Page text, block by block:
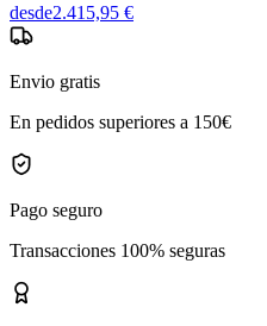
desde2.415,95 €
Envio gratis
En pedidos superiores a 150€
Pago seguro
Transacciones 100% seguras